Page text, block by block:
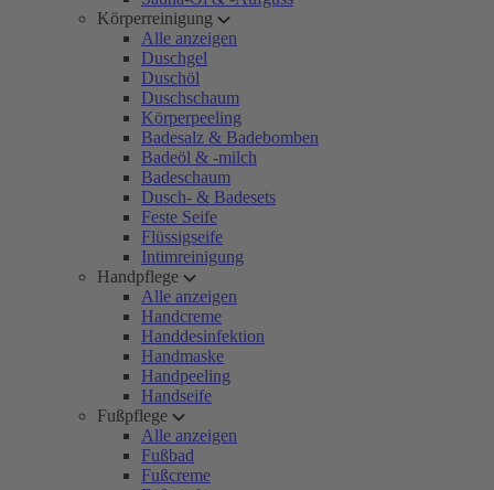
Körperreinigung
Alle anzeigen
Duschgel
Duschöl
Duschschaum
Körperpeeling
Badesalz & Badebomben
Badeöl & -milch
Badeschaum
Dusch- & Badesets
Feste Seife
Flüssigseife
Intimreinigung
Handpflege
Alle anzeigen
Handcreme
Handdesinfektion
Handmaske
Handpeeling
Handseife
Fußpflege
Alle anzeigen
Fußbad
Fußcreme